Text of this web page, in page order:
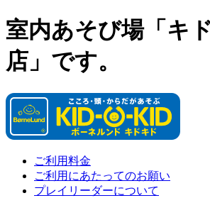
室内あそび場「キ
店」です。
ご利用料金
ご利用にあたってのお願い
プレイリーダーについて